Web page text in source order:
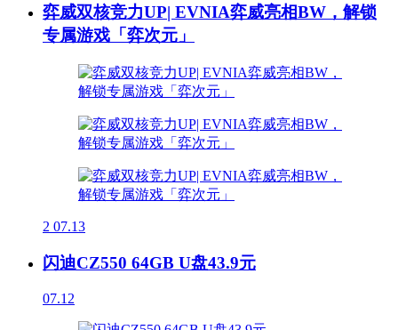
弈威双核竞力UP| EVNIA弈威亮相BW，解锁
专属游戏「弈次元」
2 07.13
闪迪CZ550 64GB U盘43.9元
07.12